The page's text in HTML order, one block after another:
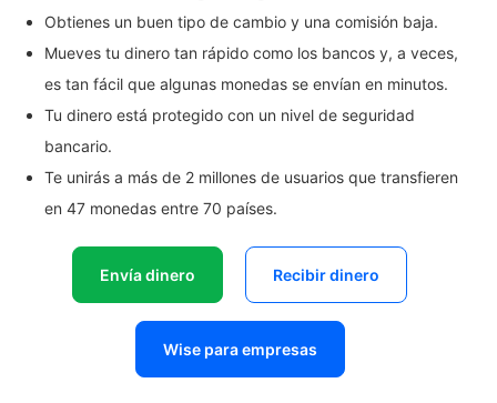
Obtienes un buen tipo de cambio y una comisión baja.
Mueves tu dinero tan rápido como los bancos y, a veces,
es tan fácil que algunas monedas se envían en minutos.
Tu dinero está protegido con un nivel de seguridad
bancario.
Te unirás a más de 2 millones de usuarios que transfieren
en 47 monedas entre 70 países.
Envía dinero Recibir dinero
Wise para empresas